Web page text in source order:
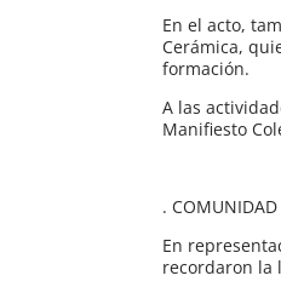
En el acto,
Cerámica,
formación.
A las
Manifiesto
. COMUNIDAD
En
recordaron la